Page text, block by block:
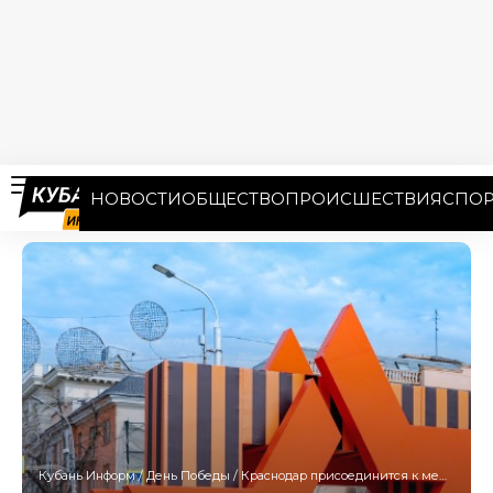
НОВОСТИОБЩЕСТВОПРОИСШЕСТВИЯ
Кубань Информ/День Победы / Краснодар присоединится к международной эстафете «Инженеры Победы»